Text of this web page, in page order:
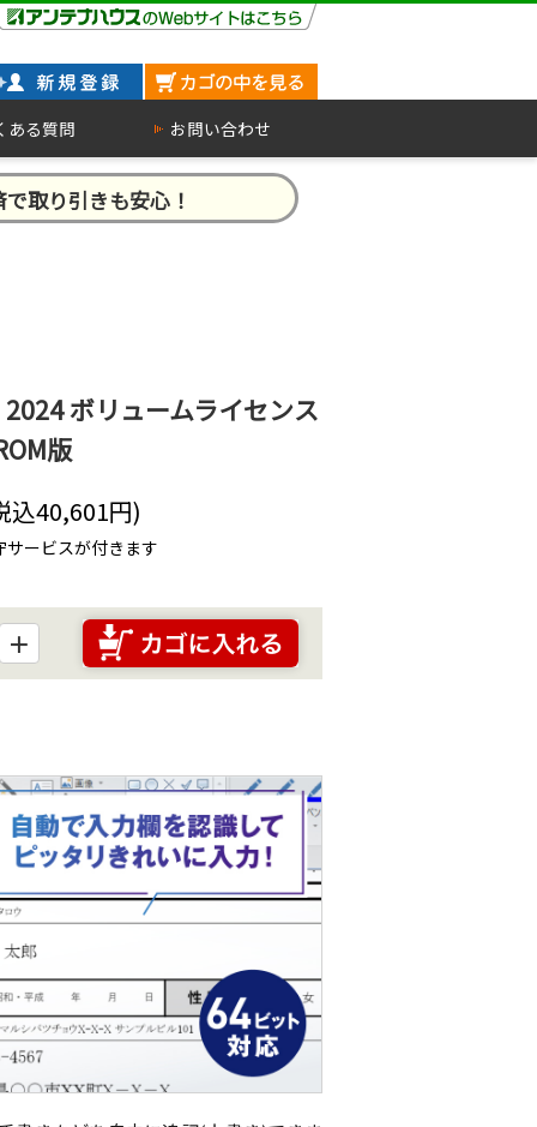
ある質問 お問い合わせ
取り引きも安心！
ボリュームライセンス
版
込40,601円)
ービスが付きます
＋